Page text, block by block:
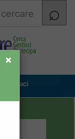
×
×
Contattaci